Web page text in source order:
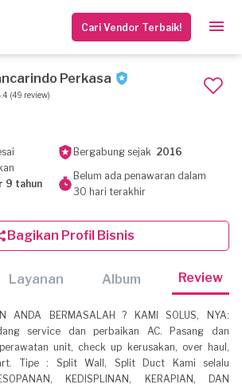
Cari Vendor Terbaik!
Perkasa
(49 review)
Bergabung sejak 2016
9 tahun
Belum ada penawaran dalam
30 hari terakhir
Bagikan Profil Bisnis
Layanan Album Review
ANDA BERMASALAH ? KAMI SOLUS, NYA:
service dan perbaikan AC. Pasang dan
unit, check up kerusakan, over haul,
Tipe : Split Wall, Split Duct Kami selalu
KEDISPLINAN, KERAPIAN, DAN